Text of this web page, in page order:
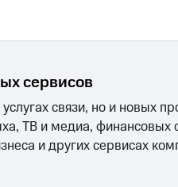
сервисов
связи, но и новых
ТВ и медиа, финансовых
и других сервисах